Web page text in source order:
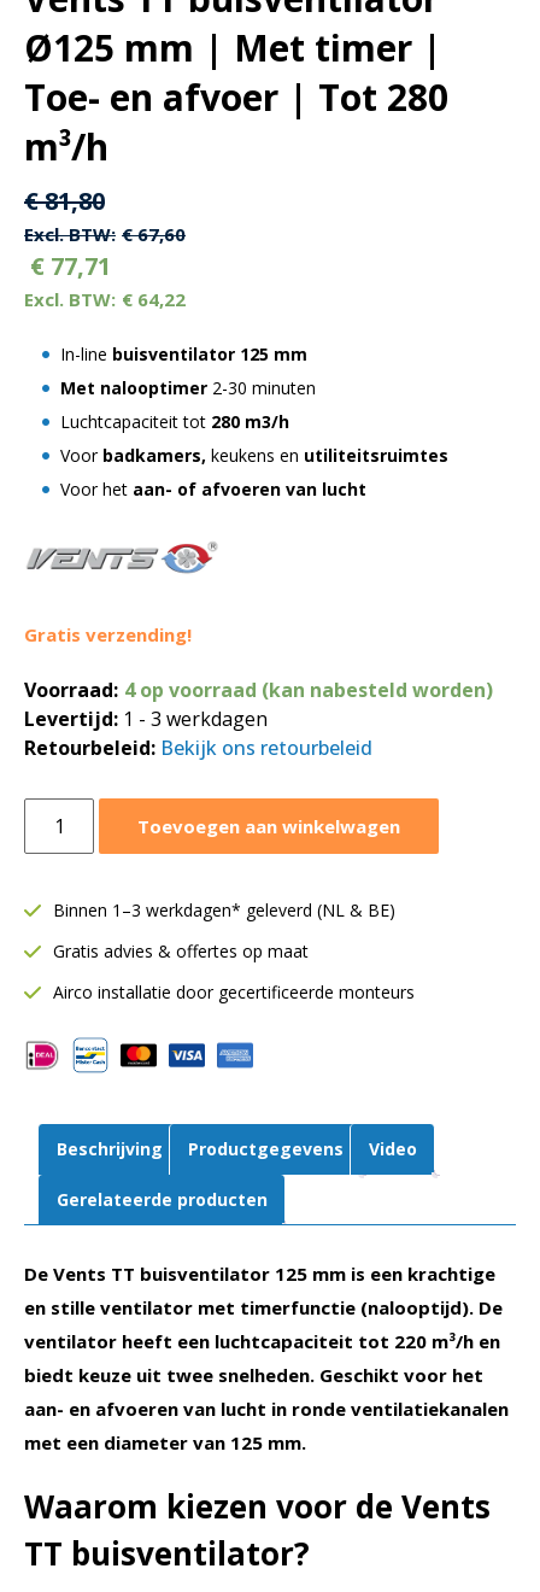
Ø125 mm | Met timer |
Toe- en afvoer | Tot 280
m³/h
Oorspronkelijke
prijs
was:
€ 81,80.
€81,80Huidige
prijs
is:
€ 81,80.
€67,60
€ 77,71
€ 64,22
In-line buisventilator 125 mm
Met nalooptimer 2-30 minuten
Luchtcapaciteit tot 280 m3/h
Voor badkamers, keukens en utiliteitsruimtes
Voor het aan- of afvoeren van lucht
Gratis verzending!
Voorraad: 4 op voorraad (kan nabesteld worden)
Levertijd: 1 - 3 werkdagen
Retourbeleid: Bekijk ons retourbeleid
Ø125
|
Met
|
Toe-
afvoer
aantal
Toevoegen aan winkelwagen
Binnen 1–3 werkdagen* geleverd (NL & BE)
Gratis advies & offertes op maat
Airco installatie door gecertificeerde monteurs
Beschrijving Productgegevens Video
Gerelateerde producten
De Vents TT buisventilator 125 mm is een krachtige
en stille ventilator met timerfunctie (nalooptijd). De
ventilator heeft een luchtcapaciteit tot 220 m³/h en
biedt keuze uit twee snelheden. Geschikt voor het
aan- en afvoeren van lucht in ronde ventilatiekanalen
met een diameter van 125 mm.
Waarom kiezen voor de Vents
TT buisventilator?